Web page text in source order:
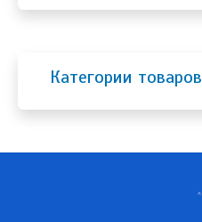
Категории товаров